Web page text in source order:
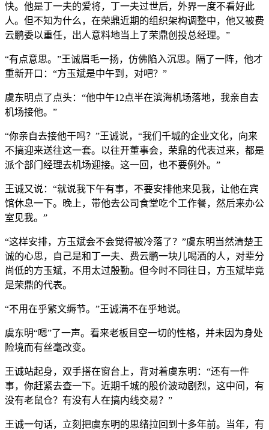
快。他是丁一夫的爱将，丁一夫过世后，外界一度不看好此
人。但不知为什么，在荣鼎近期的组织架构调整中，他又被费
云鹏委以重任，出人意料地当上了荣鼎创投总经理。”
“有点意思。”王诚眉毛一扬，仿佛陷入沉思。隔了一阵，他才
重新开口：“方玉斌是中午到，对吧？”
虞东明点了点头：“他中午12点半在滨海机场落地，我亲自去
机场接他。”
“你亲自去接他干吗？”王诚说，“我们千城的企业文化，向来
不搞迎来送往这一套。以往开董事会，荣鼎的代表过来，都是
派个部门经理去机场迎接。这一回，也不要例外。”
王诚又说：“就说我下午有事，不要安排他来见我，让他在宾
馆休息一下。晚上，带他去公司食堂吃个工作餐，然后来办公
室见我。”
“这样安排，方玉斌会不会觉得被冷落了？”虞东明当然清楚王
诚的心思，自己是和丁一夫、费云鹏一块儿喝酒的人，对辈分
尚低的方玉斌，不用太过殷勤。但今时不同往日，方玉斌毕竟
是荣鼎的代表。
“不用在乎繁文缛节。”王诚满不在乎地说。
虞东明“嗯”了一声。看来老板目空一切的性格，并未因为身处
险境而有丝毫改变。
王诚站起身，双手搭在窗台上，背对着虞东明：“还有一件
事，你赶紧去查一下。近期千城的股价波动剧烈，这中间，有
没有老鼠仓？有没有人在搞内线交易？”
王诚一句话，立刻把虞东明的思绪拉回到十多年前。当年，有